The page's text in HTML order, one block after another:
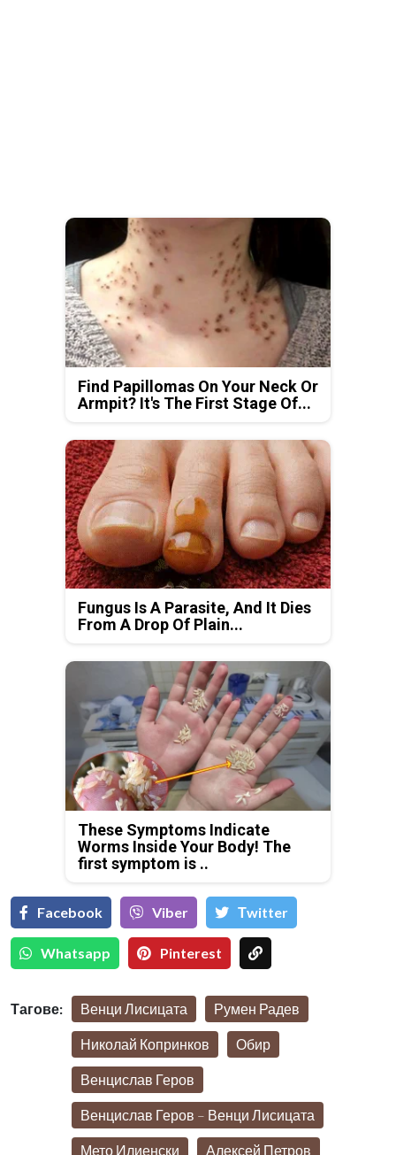
Find Papillomas On Your Neck Or
Armpit? It's The First Stage Of...
Fungus Is A Parasite, And It Dies
From A Drop Of Plain...
These Symptoms Indicate
Worms Inside Your Body! The
first symptom is ..
Facebook Viber Тwitter
Whatsapp Pinterest
Тагове: Венци Лисицата Румен Радев
Николай Копринков Обир
Венцислав Геров
Венцислав Геров – Венци Лисицата
Мето Илиенски Алексей Петров